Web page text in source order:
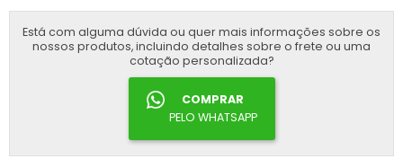
Está com alguma dúvida ou quer mais informações sobre os
nossos produtos, incluindo detalhes sobre o frete ou uma
cotação personalizada?
COMPRAR
PELO WHATSAPP